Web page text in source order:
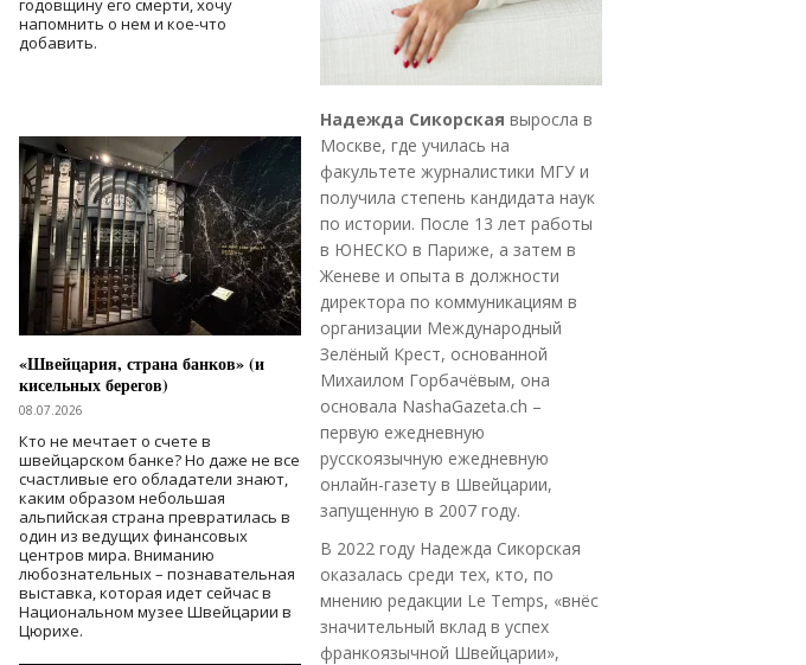
годовщину его смерти, хочу
напомнить о нем и кое-что
добавить.
«Швейцария, страна банков» (и
кисельных берегов)
08.07.2026
Кто не мечтает о счете в
швейцарском банке? Но даже не все
счастливые его обладатели знают,
каким образом небольшая
альпийская страна превратилась в
один из ведущих финансовых
центров мира. Вниманию
любознательных – познавательная
выставка, которая идет сейчас в
Национальном музее Швейцарии в
Цюрихе.
Надежда Сикорская выросла в
Москве, где училась на
факультете журналистики МГУ и
получила степень кандидата наук
по истории. После 13 лет работы
в ЮНЕСКО в Париже, а затем в
Женеве и опыта в должности
директора по коммуникациям в
организации Международный
Зелёный Крест, основанной
Михаилом Горбачёвым, она
основала NashaGazeta.ch –
первую ежедневную
русскоязычную ежедневную
онлайн-газету в Швейцарии,
запущенную в 2007 году.
В 2022 году Надежда Сикорская
оказалась среди тех, кто, по
мнению редакции Le Temps, «внёс
значительный вклад в успех
франкоязычной Швейцарии»,